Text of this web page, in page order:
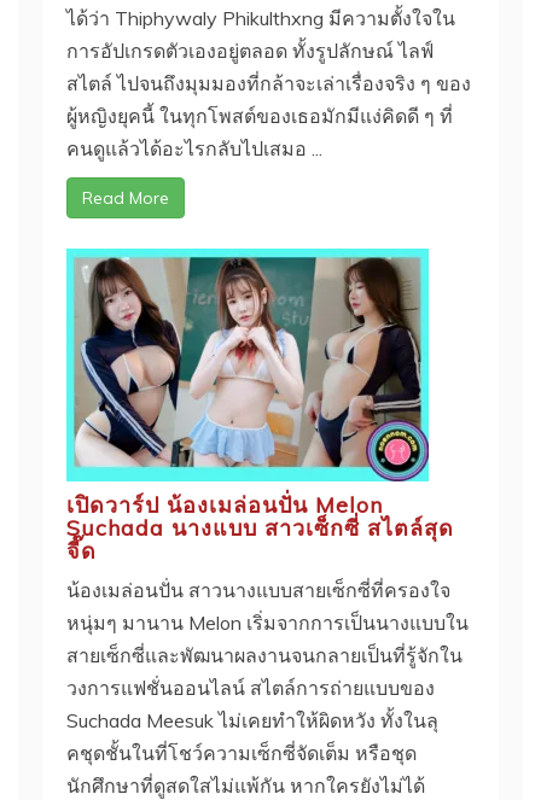
ได้ว่า Thiphywaly Phikulthxng มีความตั้งใจใน
การอัปเกรดตัวเองอยู่ตลอด ทั้งรูปลักษณ์ ไลฟ์
สไตล์ ไปจนถึงมุมมองที่กล้าจะเล่าเรื่องจริง ๆ ของ
ผู้หญิงยุคนี้ ในทุกโพสต์ของเธอมักมีแง่คิดดี ๆ ที่
คนดูแล้วได้อะไรกลับไปเสมอ ...
Read More
เปิดวาร์ป น้องเมล่อนปั่น Melon
Suchada นางแบบ สาวเซ็กซี่ สไตล์สุด
จี๊ด
น้องเมล่อนปั่น สาวนางแบบสายเซ็กซี่ที่ครองใจ
หนุ่มๆ มานาน Melon เริ่มจากการเป็นนางแบบใน
สายเซ็กซี่และพัฒนาผลงานจนกลายเป็นที่รู้จักใน
วงการแฟชั่นออนไลน์ สไตล์การถ่ายแบบของ
Suchada Meesuk ไม่เคยทำให้ผิดหวัง ทั้งในลุ
คชุดชั้นในที่โชว์ความเซ็กซี่จัดเต็ม หรือชุด
นักศึกษาที่ดูสดใสไม่แพ้กัน หากใครยังไม่ได้